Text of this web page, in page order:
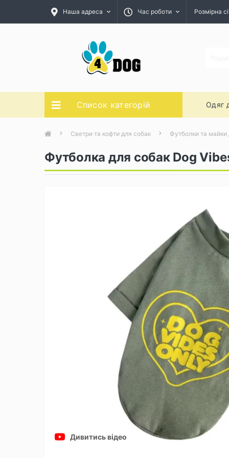
Наша адреса Час роботи Розмірна
Список категорій Одяг
Светри та кофти для собак Футболки та майки
Футболка для собак Dog
Дивитись відео